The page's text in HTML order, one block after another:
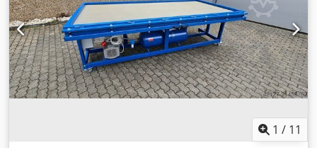
1 / 11